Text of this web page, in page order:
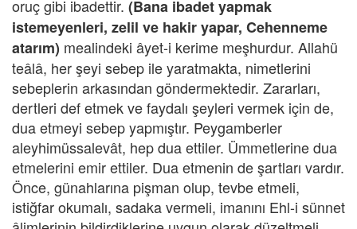
oruç gibi ibadettir. (Bana ibadet yapmak
istemeyenleri, zelil ve hakir yapar, Cehenneme
atarım) mealindeki âyet-i kerime meşhurdur. Allahü
teâlâ, her şeyi sebep ile yaratmakta, nimetlerini
sebeplerin arkasından göndermektedir. Zararları,
dertleri def etmek ve faydalı şeyleri vermek için de,
dua etmeyi sebep yapmıştır. Peygamberler
aleyhimüssalevât, hep dua ettiler. Ümmetlerine dua
etmelerini emir ettiler. Dua etmenin de şartları vardır.
Önce, günahlarına pişman olup, tevbe etmeli,
istiğfar okumalı, sadaka vermeli, imanını Ehl-i sünnet